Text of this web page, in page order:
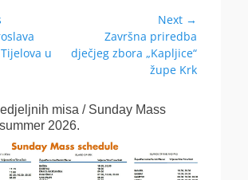
u
Next →
post:
Završna priredba
dječjeg zbora „Kapljice“
župe Krk
misa / Sunday Mass
2026.